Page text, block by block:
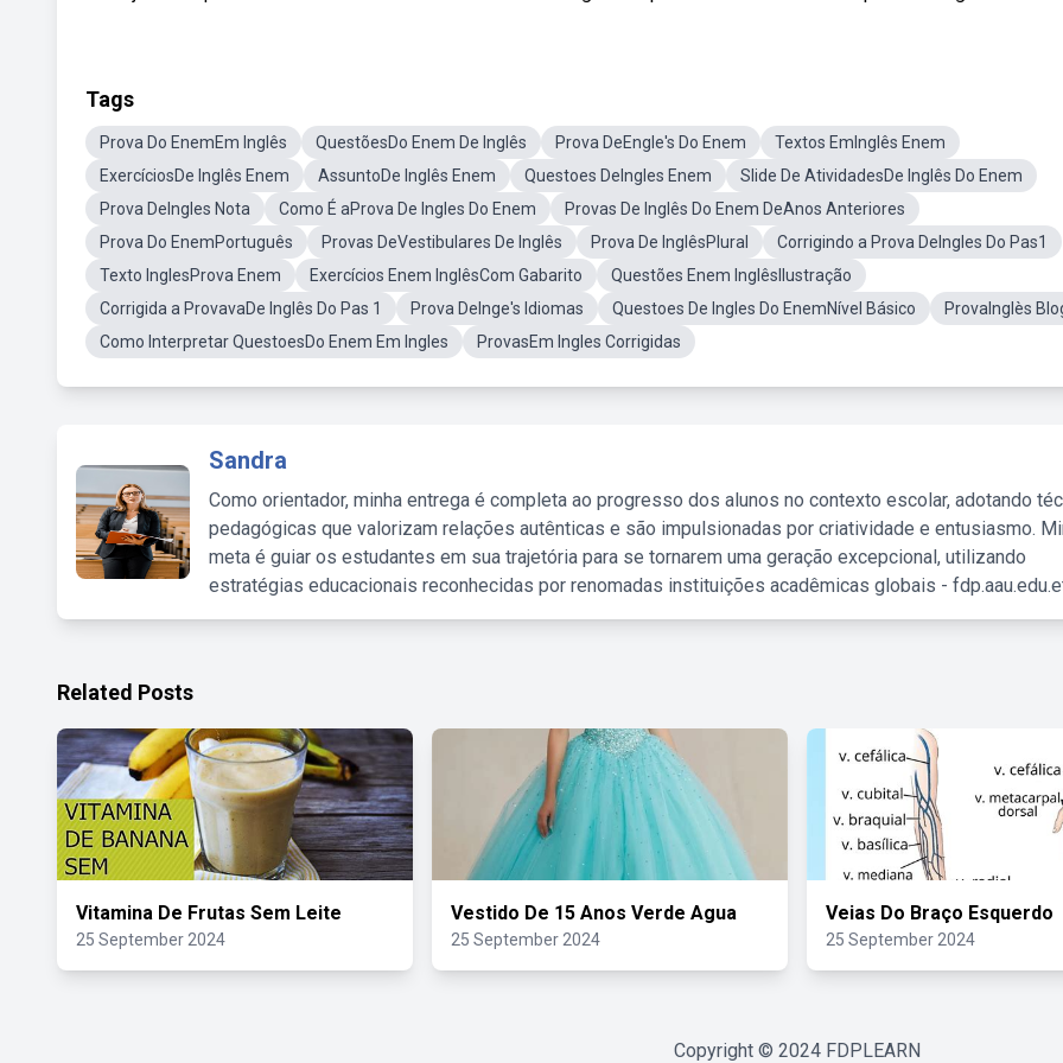
Tags
Prova Do EnemEm Inglês QuestõesDo Enem De Inglês Prova DeEngle's Do Enem
Textos EmInglês Enem
ExercíciosDe Inglês Enem
AssuntoDe Inglês Enem Questoes DeIngles Enem
Slide De AtividadesDe Inglês Do Enem
Prova DeIngles Nota
Como É aProva De Ingles Do Enem
Provas De Inglês Do Enem DeAnos Anteriores
Prova Do EnemPortuguês
Provas DeVestibulares De Inglês Prova De InglêsPlural
Corrigindo a Prova DeIngles Do Pas1
Texto InglesProva Enem
Exercícios Enem InglêsCom Gabarito
Questões Enem InglêsIlustração
Corrigida a ProvavaDe Inglês Do Pas 1
Prova DeInge's Idiomas Questoes De Ingles Do EnemNível Básico
ProvaInglès
Como Interpretar QuestoesDo Enem Em Ingles
ProvasEm Ingles Corrigidas
Sandra
Como orientador, minha entrega é completa ao progresso dos alunos no contexto escolar, adotando
pedagógicas que valorizam relações autênticas e são impulsionadas por criatividade e entusiasmo.
meta é guiar os estudantes em sua trajetória para se tornarem uma geração excepcional, utilizando
estratégias educacionais reconhecidas por renomadas instituições acadêmicas globais -
Related Posts
Vitamina De Frutas Sem Leite
25 September 2024
Vestido De 15 Anos Verde Agua
25 September 2024
Veias Do Braço Esquerdo
25 September 2024
Copyright © 2024 FDPLEARN